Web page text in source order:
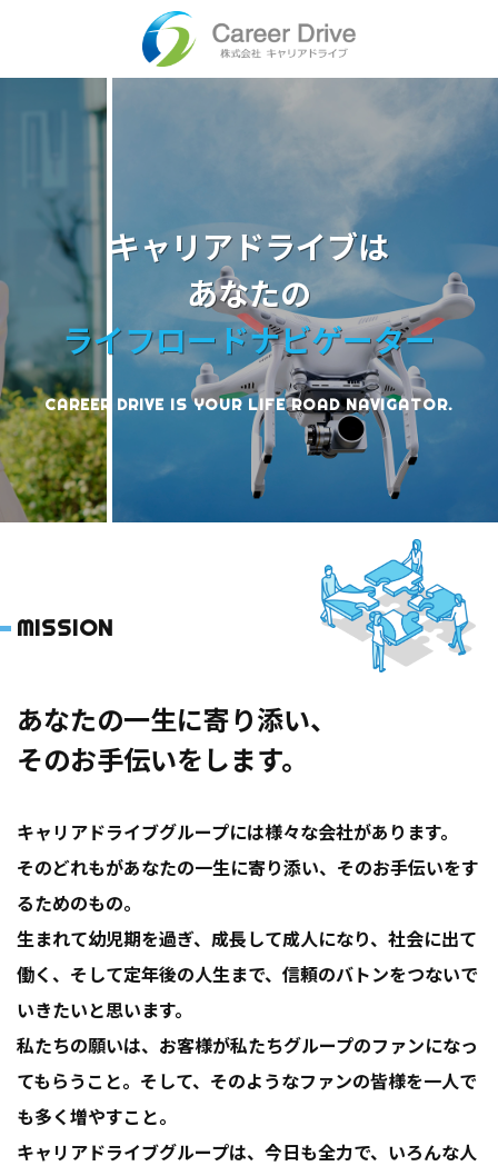
キャリアドライブは
あなたの
ライフロードナビゲーター
CAREER DRIVE IS YOUR LIFE ROAD NAVIGATOR.
MISSION
あなたの一生に寄り添い、
そのお手伝いをします。
キャリアドライブグループには様々な会社があります。
そのどれもがあなたの一生に寄り添い、そのお手伝いをす
るためのもの。
生まれて幼児期を過ぎ、成長して成人になり、社会に出て
働く、そして定年後の人生まで、信頼のバトンをつないで
いきたいと思います。
私たちの願いは、お客様が私たちグループのファンになっ
てもらうこと。そして、そのようなファンの皆様を一人で
も多く増やすこと。
キャリアドライブグループは、今日も全力で、いろんな人